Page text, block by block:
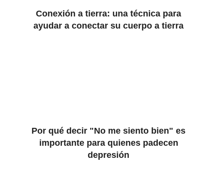
Conexión a tierra: una técnica para
ayudar a conectar su cuerpo a tierra
Por qué decir "No me siento bien" es
importante para quienes padecen
depresión